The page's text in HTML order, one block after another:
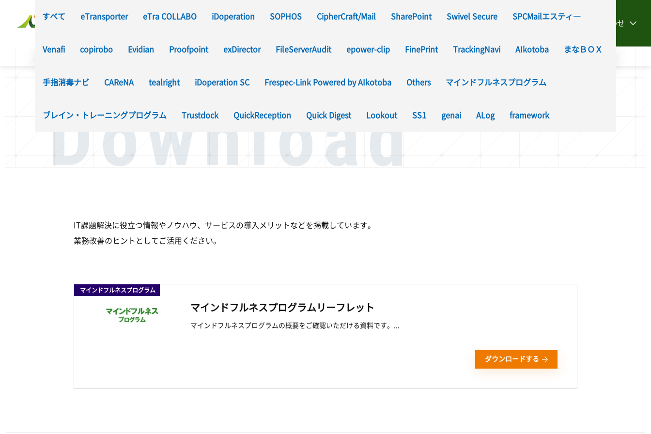
お問い合わせ
Download
すべて eTransporter eTra COLLABO iDoperation SOPHOS CipherCraft/Mail SharePoint Swivel Secure SPCMailエスティ―
Venafi copirobo Evidian Proofpoint exDirector FileServerAudit epower-clip FinePrint TrackingNavi AIkotoba まなＢＯＸ
手指消毒ナビ CAReNA tealright iDoperation SC Frespec-Link Powered by AIkotoba Others マインドフルネスプログラム
ブレイン・トレーニングプログラム Trustdock QuickReception Quick Digest Lookout SS1 genai ALog framework
IT課題解決に役立つ情報やノウハウ、サービスの導入メリットなどを掲載しています。
業務改善のヒントとしてご活用ください。
マインドフルネスプログラム
マインドフルネスプログラムリーフレット
マインドフルネスプログラムの概要をご確認いただける資料です。...
ダウンロードする